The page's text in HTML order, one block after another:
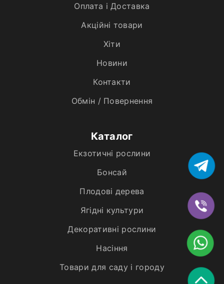
Оплата і Доставка
Акційні товари
Хiти
Новини
Контакти
Обмін / Повернення
Каталог
Екзотичні рослини
Бонсай
Плодові дерева
Ягідні культури
Декоративні рослини
Насіння
Товари для саду і городу